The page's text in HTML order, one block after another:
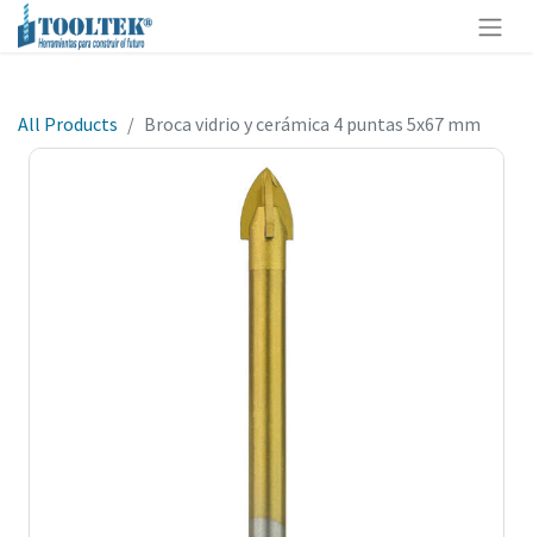
All Products Broca vidrio y cerámica 4 puntas 5x67 mm